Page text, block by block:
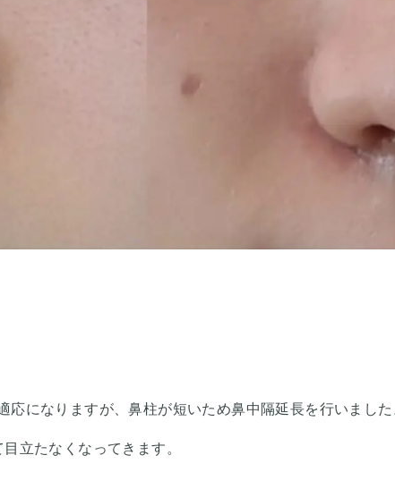
になりますが、鼻柱が短いため鼻中隔延長を行いました
立たなくなってきます。